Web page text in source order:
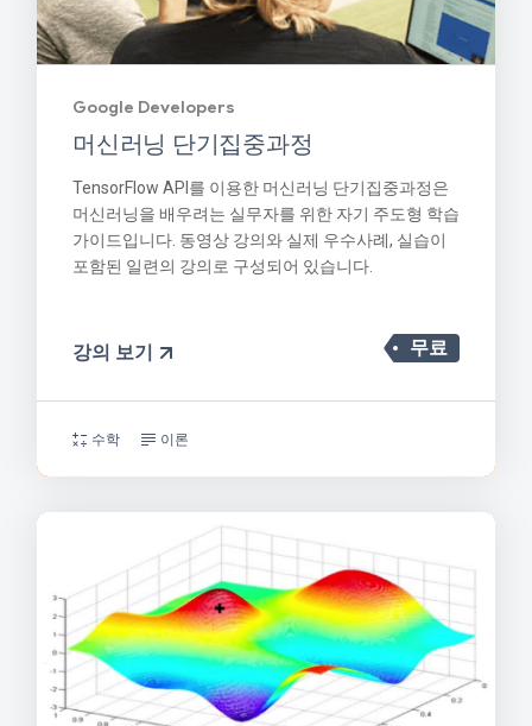
Google Developers
머신러닝 단기집중과정
TensorFlow API를 이용한 머신러닝 단기집중과정은
머신러닝을 배우려는 실무자를 위한 자기 주도형 학습
가이드입니다. 동영상 강의와 실제 우수사례, 실습이
포함된 일련의 강의로 구성되어 있습니다.
무료
강의 보기
수학 이론